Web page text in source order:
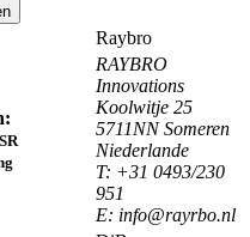
Raybro
RAYBRO
Innovations
Koolwitje 25
5711NN Someren
Niederlande
T: +31 0493/230
951
E: info@rayrbo.nl